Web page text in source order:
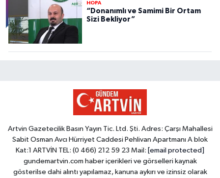
HOPA
“Donanımlı ve Samimi Bir Ortam
Sizi Bekliyor”
Artvin Gazetecilik Basın Yayın Tic. Ltd. Şti. Adres: Çarşı Mahallesi
Sabit Osman Avcı Hürriyet Caddesi Pehlivan Apartmanı A blok
Kat:1 ARTVİN TEL: (0 466) 212 59 23 Mail: [email protected]
gundemartvin.com haber içerikleri ve görselleri kaynak
gösterilse dahi alıntı yapılamaz, kanuna aykırı ve izinsiz olarak